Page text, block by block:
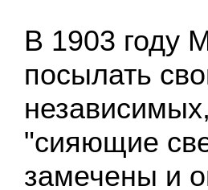
В 1903 году
посылать
"сияющие
замечены и